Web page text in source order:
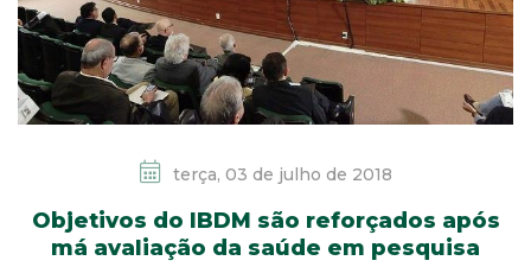
terça, 03 de julho de 2018
Objetivos do IBDM são reforçados após
má avaliação da saúde em pesquisa